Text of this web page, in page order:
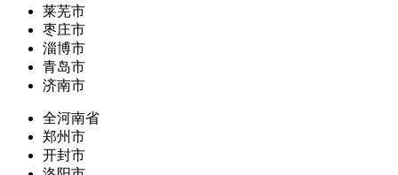
莱芜市
枣庄市
淄博市
青岛市
济南市
全河南省
郑州市
开封市